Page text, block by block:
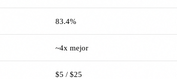
83.4%
~4x mejor
$5 / $25